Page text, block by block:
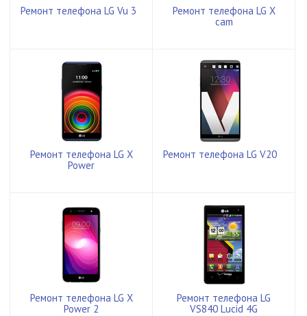
Ремонт телефона LG Vu 3
Ремонт телефона LG X
cam
Ремонт телефона LG X
Power
Ремонт телефона LG V20
Ремонт телефона LG X
Power 2
Ремонт телефона LG
VS840 Lucid 4G